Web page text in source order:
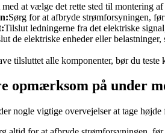
med at vælge det rette sted til montering
Sørg for at afbryde strømforsyningen,
Tilslut ledningerne fra det elektriske
de elektriske enheder eller
tilsluttet alle komponenter, bør du
opmærksom på under
nogle vigtige overvejelser at tage højde